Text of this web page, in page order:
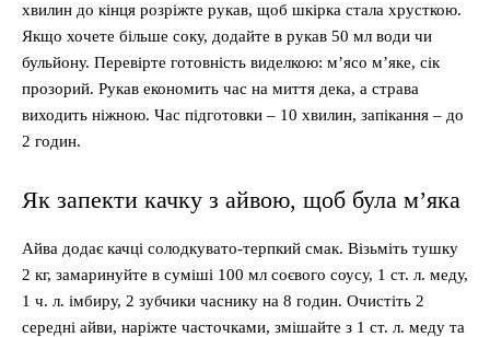
хвилин до кінця розріжте рукав, щоб шкірка стала хрусткою.
Якщо хочете більше соку, додайте в рукав 50 мл води чи
бульйону. Перевірте готовність виделкою: м’ясо м’яке, сік
прозорий. Рукав економить час на миття дека, а страва
виходить ніжною. Час підготовки – 10 хвилин, запікання – до
2 годин.
Як запекти качку з айвою, щоб була м’яка
Айва додає качці солодкувато-терпкий смак. Візьміть тушку
2 кг, замаринуйте в суміші 100 мл соєвого соусу, 1 ст. л. меду,
1 ч. л. імбиру, 2 зубчики часнику на 8 годин. Очистіть 2
середні айви, наріжте часточками, змішайте з 1 ст. л. меду та